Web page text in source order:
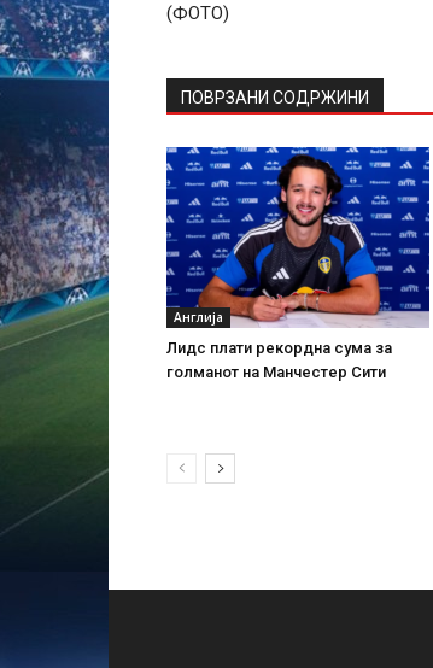
(ФОТО)
ПОВРЗАНИ СОДРЖИНИ
Англија
Лидс плати рекордна сума за
голманот на Манчестер Сити